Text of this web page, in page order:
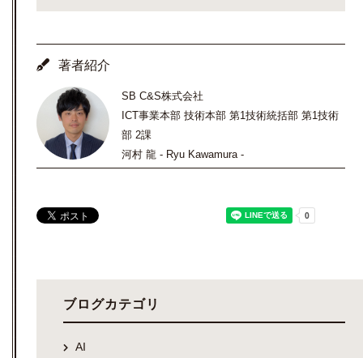
著者紹介
SB C&S株式会社
ICT事業本部 技術本部 第1技術統括部 第1技術
部 2課
河村 龍 - Ryu Kawamura -
ブログカテゴリ
AI